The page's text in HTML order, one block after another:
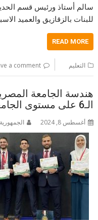
سالم أستاذ ورئيس قسم
للبنات بالزقازيق والعميد
READ MORE
التعليم a comment
هندسة الجامعة
الـ6 على مستوى الجامعات
أغسطس 8, 2024 الجمهورية